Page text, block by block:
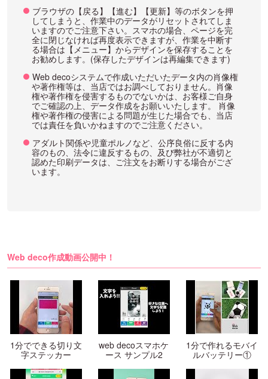
ブラウザの【戻る】【進む】【更新】等のボタンを押
してしまうと、作業中のデータがリセットされてしま
いますのでご注意下さい。スマホの場合、ページを完
全に閉じなければ再度表示できますが、作業を中断す
る場合は【メニュー】からデザインを保存することを
お勧めします。(保存したデザインは再編集できます)
Web decoシステムで作成いただいたデータ内の肖像権
や著作権等は、当店ではお調べしておりません。肖像
権や著作権を侵害するものでないかは、お客様ご自身
でご確認の上、データ作成をお願いいたします。 肖像
権や著作権の侵害による問題が生じた場合でも、当店
では責任を負いかねますのでご注意ください。
アダルト関係や児童ポルノなど、公序良俗に反する内
容のもの、法令に違反するもの、及び弊社が不適切と
認めた印刷データは、ご注文をお断りする場合がござ
います。
Web deco作成動画公開中！
1分でできる切り文
字ステッカー
web decoスマホケ
ース サンプル2
1分で作れるモバイ
ルバッテリー①